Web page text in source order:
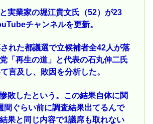
実業家の堀江貴文氏（52）が23
チャンネルを更新。
れた都議選で立候補者全42人が落
「再生の道」と代表の石丸伸二氏
言及し、敗因を分析した。
敗したという。この結果自体に関
間ぐらい前に調査結果出てるんで
果と同じ内容で1議席も取れない